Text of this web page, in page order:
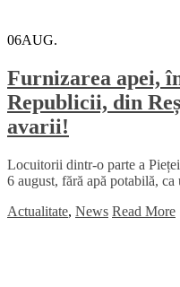
06AUG.
Furnizarea apei,
Republicii, din
avarii!
Locuitorii dintr-o parte a
6 august, fără apă potabilă,
Actualitate, News Read More